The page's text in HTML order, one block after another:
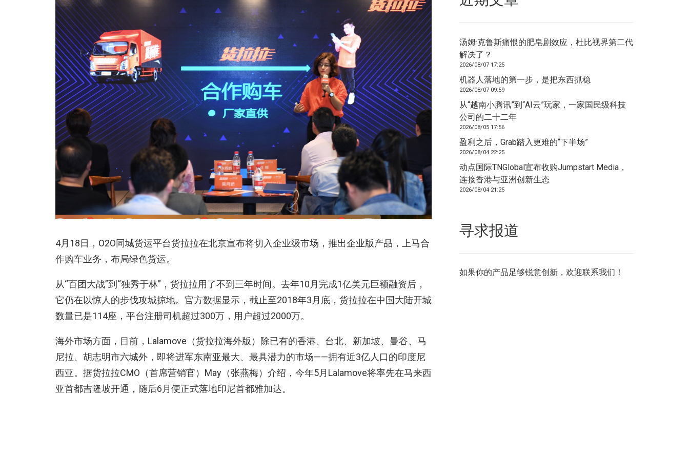
4月18日，O2O同城货运平台货拉拉在北京宣布将切入企业级市场，推出企业版产品，上马合
作购车业务，布局绿色货运。
从“百团大战”到“独秀于林”，货拉拉用了不到三年时间。去年10月完成1亿美元巨额融资后，
它仍在以惊人的步伐攻城掠地。官方数据显示，截止至2018年3月底，货拉拉在中国大陆开城
数量已是114座，平台注册司机超过300万，用户超过2000万。
海外市场方面，目前，Lalamove（货拉拉海外版）除已有的香港、台北、新加坡、曼谷、马
尼拉、胡志明市六城外，即将进军东南亚最大、最具潜力的市场——拥有近3亿人口的印度尼
西亚。据货拉拉CMO（首席营销官）May（张燕梅）介绍，今年5月Lalamove将率先在马来西
亚首都吉隆坡开通，随后6月便正式落地印尼首都雅加达。
汤姆·克鲁斯痛恨的肥皂剧效应，杜比视界第二代
解决了？
2026/08/07 17:25
机器人落地的第一步，是把东西抓稳
2026/08/07 09:59
从“越南小腾讯”到“AI云”玩家，一家国民级科技
公司的二十二年
2026/08/05 17:56
盈利之后，Grab踏入更难的“下半场”
2026/08/04 22:25
动点国际TNGlobal宣布收购Jumpstart Media，
连接香港与亚洲创新生态
2026/08/04 21:25
寻求报道
如果你的产品足够锐意创新，欢迎联系我们 ！